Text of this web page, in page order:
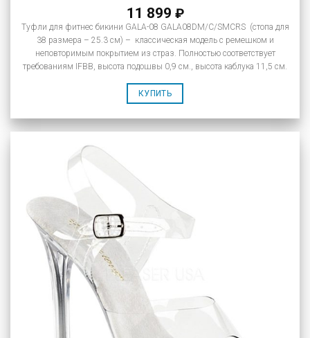
11 899 ₽
Туфли для фитнес бикини GALA-08 GALA08DM/C/SMCRS (стопа для
38 размера – 25.3 см) – классическая модель с ремешком и
неповторимым покрытием из страз. Полностью соответствует
требованиям IFBB, высота подошвы 0,9 см., высота каблука 11,5 см.
КУПИТЬ